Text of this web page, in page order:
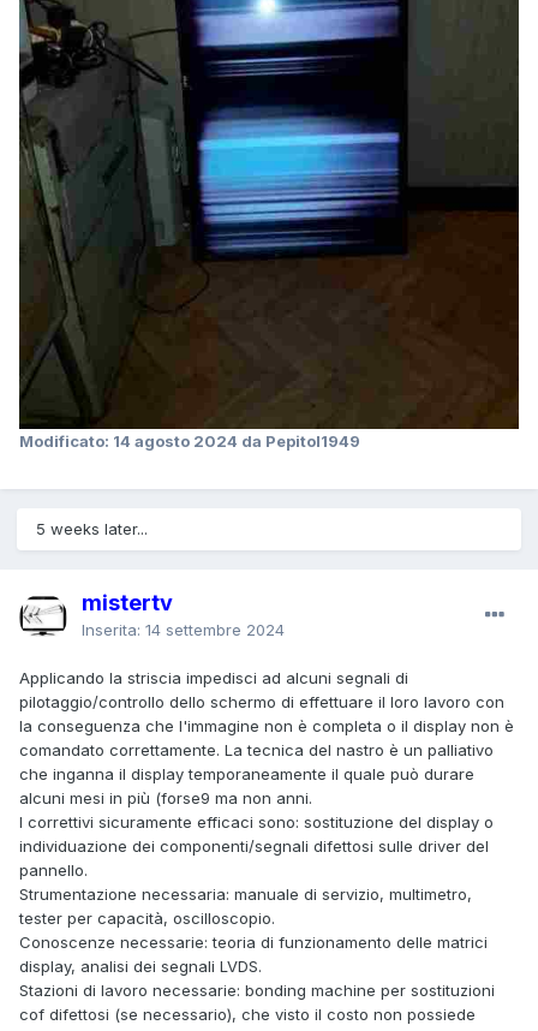
Modificato: 14 agosto 2024 da Pepitol1949
5 weeks later...
mistertv
Inserita: 14 settembre 2024
Applicando la striscia impedisci ad alcuni segnali di
pilotaggio/controllo dello schermo di effettuare il loro lavoro con
la conseguenza che l'immagine non è completa o il display non è
comandato correttamente. La tecnica del nastro è un palliativo
che inganna il display temporaneamente il quale può durare
alcuni mesi in più (forse9 ma non anni.
I correttivi sicuramente efficaci sono: sostituzione del display o
individuazione dei componenti/segnali difettosi sulle driver del
pannello.
Strumentazione necessaria: manuale di servizio, multimetro,
tester per capacità, oscilloscopio.
Conoscenze necessarie: teoria di funzionamento delle matrici
display, analisi dei segnali LVDS.
Stazioni di lavoro necessarie: bonding machine per sostituzioni
cof difettosi (se necessario), che visto il costo non possiede